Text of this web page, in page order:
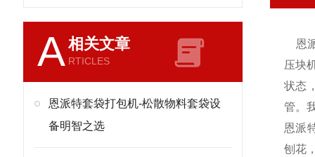
A相关文章
RTICLES
恩派特套袋打包机-松散物料套袋设
备明智之选
恩
压块
状态
管。
恩派
刨花